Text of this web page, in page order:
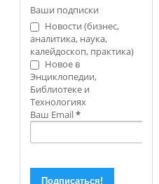
Ваши подписки
Новости (бизнес,
аналитика, наука,
калейдоскоп, практика)
Новое в
Энциклопедии,
Библиотеке и
Технологиях
Ваш Email*